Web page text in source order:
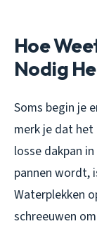
Hoe
Nodig
Soms begin je
merk je dat het
losse dakpan
pannen wordt,
Waterplekken
schreeuwen